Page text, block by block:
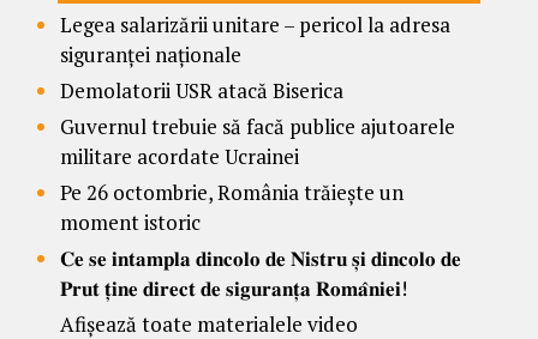
Legea salarizării unitare – pericol la adresa
siguranței naționale
Demolatorii USR atacă Biserica
Guvernul trebuie să facă publice ajutoarele
militare acordate Ucrainei
Pe 26 octombrie, România trăiește un
moment istoric
𝐂𝐞 𝐬𝐞 𝐢𝐧𝐭𝐚𝐦𝐩𝐥𝐚 𝐝𝐢𝐧𝐜𝐨𝐥𝐨 𝐝𝐞 𝐍𝐢𝐬𝐭𝐫𝐮 𝐬̦𝐢 𝐝𝐢𝐧𝐜𝐨𝐥𝐨 𝐝𝐞
𝐏𝐫𝐮𝐭 𝐭̦𝐢𝐧𝐞 𝐝𝐢𝐫𝐞𝐜𝐭 𝐝𝐞 𝐬𝐢𝐠𝐮𝐫𝐚𝐧𝐭̦𝐚 𝐑𝐨𝐦𝐚̂𝐧𝐢𝐞𝐢!
Afișează toate materialele video